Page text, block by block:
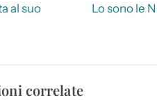
al suo
Lo sono le
correlate